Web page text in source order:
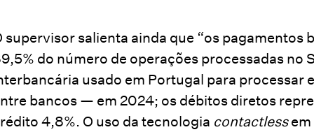
supervisor salienta ainda que “os pagamentos
do número de operações processadas no
usado em Portugal para processar
bancos — em 2024; os débitos diretos
4,8%. O uso da tecnologia contactlessem